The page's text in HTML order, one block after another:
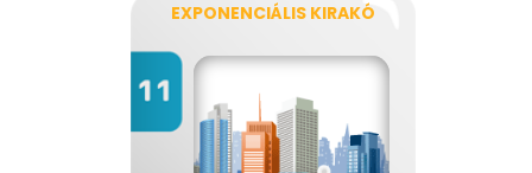
EXPONENCIÁLIS KIRAKÓ